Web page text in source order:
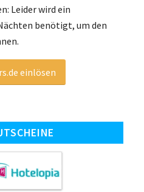
Leider wird ein
benötigt, um den
einlösen